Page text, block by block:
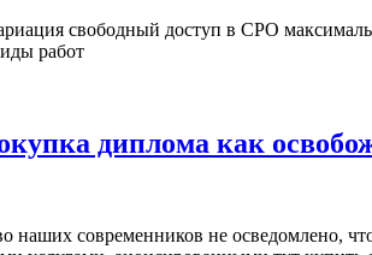
свободный доступ в СРО
работ
диплома как
наших современников не осведомлено,